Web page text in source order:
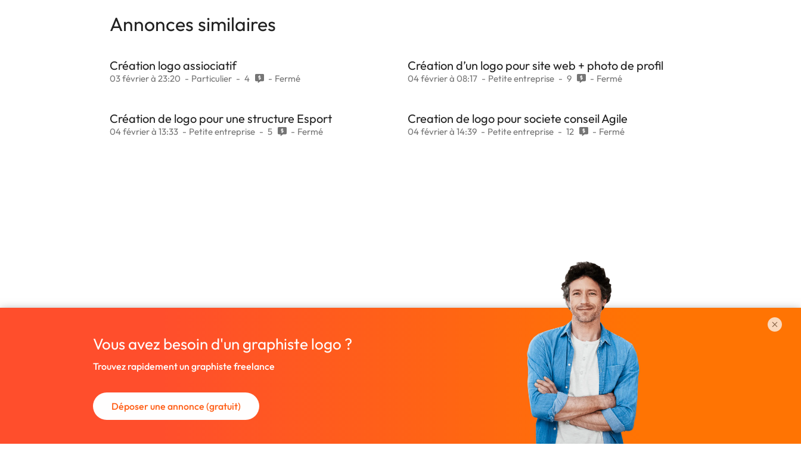
Annonces similaires
Création logo assiociatif
03 février à 23:20 Particulier 4 Fermé
Création d’un logo pour site web + photo de profil
04 février à 08:17 Petite entreprise 9 Fermé
Création de logo pour une structure Esport
04 février à 13:33 Petite entreprise 5 Fermé
Creation de logo pour societe conseil Agile
04 février à 14:39 Petite entreprise 12 Fermé
Vous avez besoin d'un graphiste logo ?
Trouvez rapidement un graphiste freelance
Déposer une annonce (gratuit)